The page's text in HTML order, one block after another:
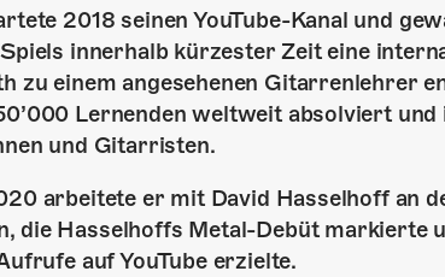
2018 seinen YouTube-Kanal und
innerhalb kürzester Zeit eine
zu einem angesehenen Gitarrenlehrer
Lernenden weltweit absolviert
und Gitarristen.
arbeitete er mit David Hasselhoff an
die Hasselhoffs Metal-Debüt markierte
auf YouTube erzielte.